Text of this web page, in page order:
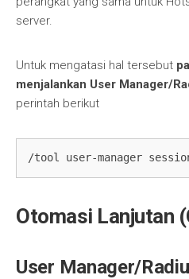
server.
Untuk mengatasi hal tersebut
menjalankan User Manager/
perintah berikut
/tool user-manager
Otomasi Lanjutan
User Manager/